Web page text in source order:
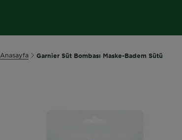
Anasayfa Garnier Süt Bombası Maske-Badem Sütü